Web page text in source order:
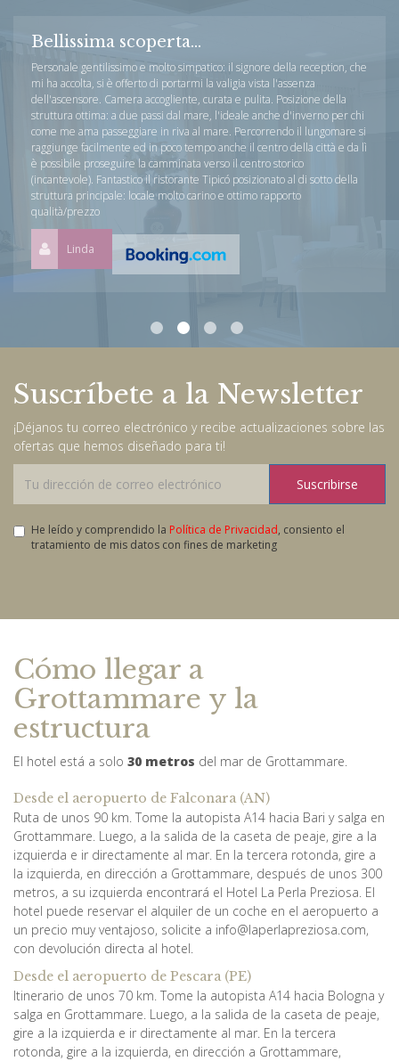
Bellissima scoperta...
Personale gentilissimo e molto simpatico: il signore della reception, che
mi ha accolta, si è offerto di portarmi la valigia vista l'assenza
dell'ascensore. Camera accogliente, curata e pulita. Posizione della
struttura ottima: a due passi dal mare, l'ideale anche d'inverno per chi
come me ama passeggiare in riva al mare. Percorrendo il lungomare si
raggiunge facilmente ed in poco tempo anche il centro della città e da lì
è possibile proseguire la camminata verso il centro storico
(incantevole). Fantastico il ristorante Tipicó posizionato al di sotto della
struttura principale: locale molto carino e ottimo rapporto
qualità/prezzo
Linda
Suscríbete a la Newsletter
¡Déjanos tu correo electrónico y recibe actualizaciones sobre las
ofertas que hemos diseñado para ti!
Suscribirse
He leído y comprendido la Política de Privacidad, consiento el
tratamiento de mis datos con fines de marketing
Cómo llegar a
Grottammare y la
estructura
El hotel está a solo 30 metros del mar de Grottammare.
Desde el aeropuerto de Falconara (AN)
Ruta de unos 90 km. Tome la autopista A14 hacia Bari y salga en
Grottammare. Luego, a la salida de la caseta de peaje, gire a la
izquierda e ir directamente al mar. En la tercera rotonda, gire a
la izquierda, en dirección a Grottammare, después de unos 300
metros, a su izquierda encontrará el Hotel La Perla Preziosa. El
hotel puede reservar el alquiler de un coche en el aeropuerto a
un precio muy ventajoso, solicite a info@laperlapreziosa.com,
con devolución directa al hotel.
Desde el aeropuerto de Pescara (PE)
Itinerario de unos 70 km. Tome la autopista A14 hacia Bologna y
salga en Grottammare. Luego, a la salida de la caseta de peaje,
gire a la izquierda e ir directamente al mar. En la tercera
rotonda, gire a la izquierda, en dirección a Grottammare,